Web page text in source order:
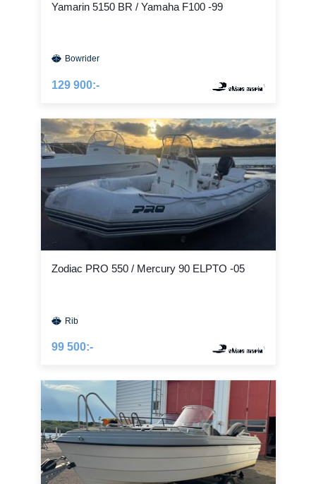
Yamarin 5150 BR / Yamaha F100 -99
Bowrider
129 900:-
Zodiac PRO 550 / Mercury 90 ELPTO -05
Rib
99 500:-